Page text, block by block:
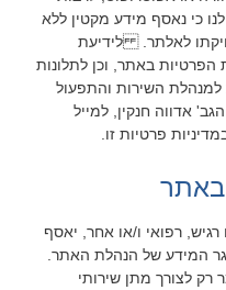
כי נאסף מידע מקטין ללא
לאלתר. לידיעת
באתר, וכן לתלונות
למנהלת השירות והתפעול
אדווה חנקין, למייל
פרטיות זו.
באתר
רגיש, רפואי ו/או אחר, יאסף
המידע של הנהלת האתר.
רק לצורך מתן שירותי